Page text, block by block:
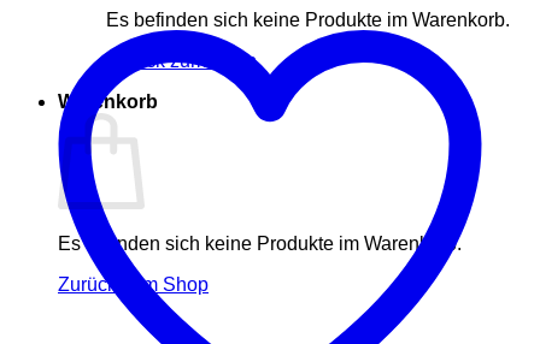
Es befinden sich keine Produkte im Warenkorb.
Zurück zum Shop
Warenkorb
Es befinden sich keine Produkte im Warenkorb.
Zurück zum Shop